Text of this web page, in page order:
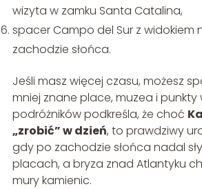
wizyta w zamku Santa Catalina,
spacer Campo del Sur z widokiem
zachodzie słońca.
Jeśli masz więcej czasu, możesz
mniej znane place, muzea i punkty
podróżników podkreśla, że choć
„zrobić” w dzień, to prawdziwy
gdy po zachodzie słońca nadal
placach, a bryza znad Atlantyku
mury kamienic.